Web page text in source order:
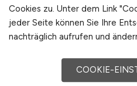
Iserlohn
Das Bundesland
geprägt von
und
suchen Betriebe nach
Cookies zu. Unter dem Link
jeder Seite können Sie Ihre
nachträglich aufrufen und
COOKIE-